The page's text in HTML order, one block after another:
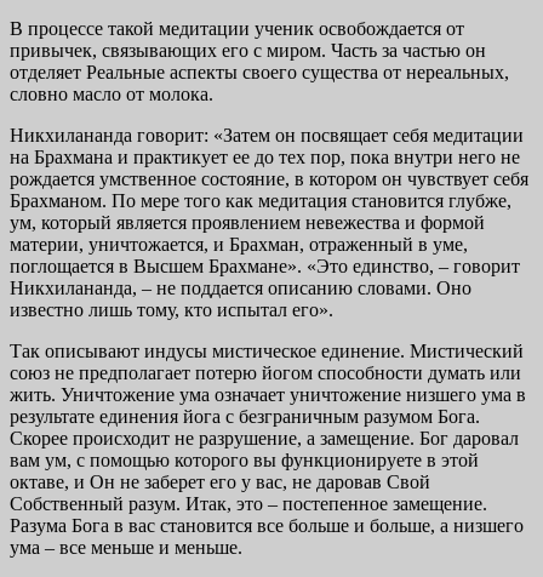
В процессе такой медитации ученик освобождается от
привычек, связывающих его с миром. Часть за частью он
отделяет Реальные аспекты своего существа от нереальных,
словно масло от молока.
Никхилананда говорит: «Затем он посвящает себя медитации
на Брахмана и практикует ее до тех пор, пока внутри него не
рождается умственное состояние, в котором он чувствует себя
Брахманом. По мере того как медитация становится глубже,
ум, который является проявлением невежества и формой
материи, уничтожается, и Брахман, отраженный в уме,
поглощается в Высшем Брахмане». «Это единство, – говорит
Никхилананда, – не поддается описанию словами. Оно
известно лишь тому, кто испытал его».
Так описывают индусы мистическое единение. Мистический
союз не предполагает потерю йогом способности думать или
жить. Уничтожение ума означает уничтожение низшего ума в
результате единения йога с безграничным разумом Бога.
Скорее происходит не разрушение, а замещение. Бог даровал
вам ум, с помощью которого вы функционируете в этой
октаве, и Он не заберет его у вас, не даровав Свой
Собственный разум. Итак, это – постепенное замещение.
Разума Бога в вас становится все больше и больше, а низшего
ума – все меньше и меньше.